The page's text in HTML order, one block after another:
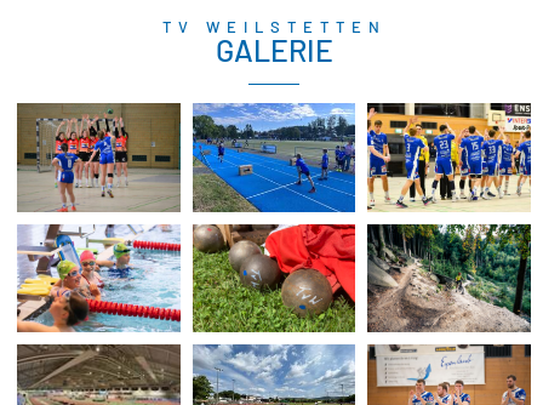
TV WEILSTETTEN
GALERIE